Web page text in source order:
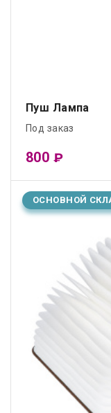
Пуш Лампа
Под заказ
800 ₽
ОСНОВНОЙ